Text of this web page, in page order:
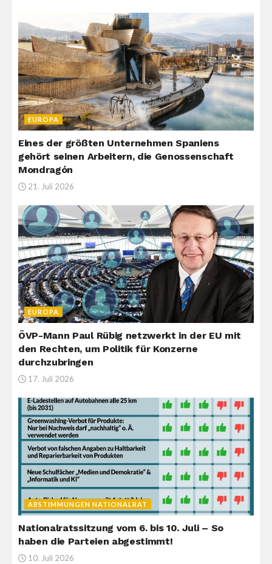
EUROPA
Eines der größten Unternehmen Spaniens
gehört seinen Arbeitern, die Genossenschaft
Mondragón
21. Juli 2026
EUROPA
ÖVP-Mann Paul Rübig netzwerkt in der EU mit
den Rechten, um Politik für Konzerne
durchzubringen
17. Juli 2026
ABSTIMMUNGEN NATIONALRAT
Nationalratssitzung vom 6. bis 10. Juli – So
haben die Parteien abgestimmt!
10. Juli 2026